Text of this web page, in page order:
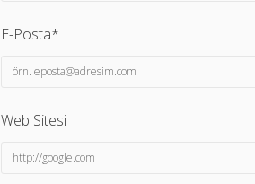
E-Posta*
Web Sitesi